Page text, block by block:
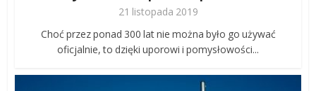
21 listopada 2019
Choć przez ponad 300 lat nie można było go używać
oficjalnie, to dzięki uporowi i pomysłowości...